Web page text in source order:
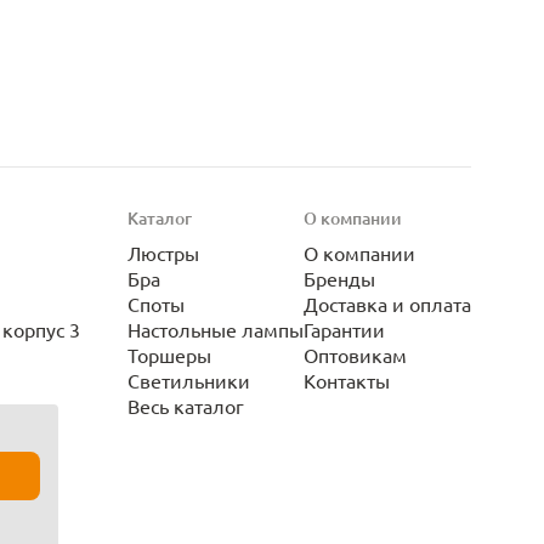
3
Каталог
Люстры
Бра
Споты
Настольные лампы
Торшеры
Светильники
Весь каталог
О компании
О компании
Бренды
Доставка и оплата
Гарантии
Оптовикам
Контакты